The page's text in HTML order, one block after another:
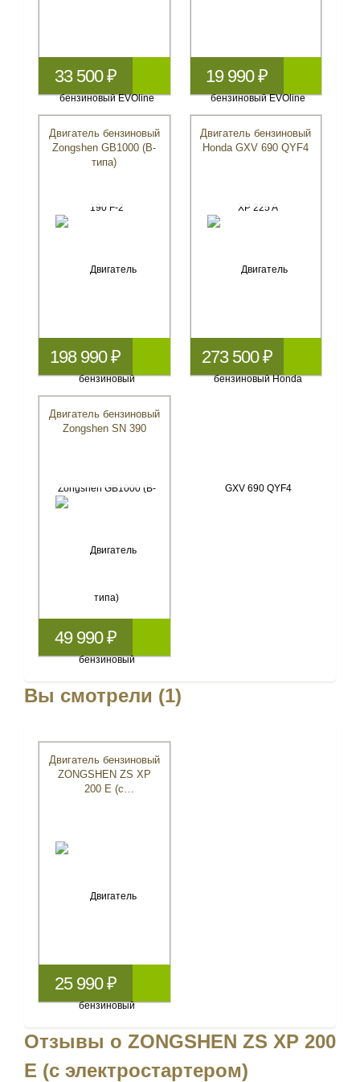
33 500 ₽ 19 990 ₽
Двигатель бензиновый
Zongshen GB1000 (B-
типа)
198 990 ₽
Двигатель бензиновый
Honda GXV 690 QYF4
273 500 ₽
Двигатель бензиновый
Zongshen SN 390
49 990 ₽
Вы смотрели (1)
Двигатель бензиновый
ZONGSHEN ZS XP
200 E (с
25 990 ₽
Отзывы о ZONGSHEN ZS XP 200
E (с электростартером)